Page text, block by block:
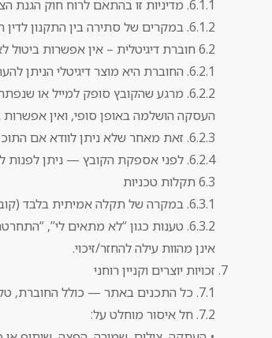
6.1.1. מדיניות זו בהתאם לרוח חוק הגנת הצרכן, ככל שהחוק חל על עסקאות דיגיטליות מסוג זה.
6.1.2. במקרים של סתירה בין התקנון לדין הדין יגבר.
6.2 חוברת דיגיטלית – אין אפשרות ביטול לאחר אספקה
6.2.1. החוברת היא מוצר דיגיטלי הניתן להעתקה, צילום, שמירה ושכפול.
6.2.2. מרגע שהקובץ סופק למייל או שנפתחה גישה להורדה
העסקה הושלמה באופן סופי, ואין אפשרות
6.2.3. זאת מאחר שלא ניתן לוודא אם התוכן נקרא, נשמר או הועתק.
6.2.4. לפני אספקת הקובץ — ניתן לפנות לחברה בבקשת ביטול, והבקשה תישקל לפי שיקול דעת החברה בלבד.
6.3 תקלות טכניות
6.3.1. במקרה של תקלה אמיתית בלבד (קובץ לא הגיע/לא נפתח) תתבצע שליחה חוזרת ללא תשלום.
6.3.2. טענות כגון “לא מתאים לי”, “התחרטתי”, “כבר קראתי”, “לא מה שציפיתי”
אינן מהוות עילה להחזר/זיכוי.
זכויות יוצרים וקניין רוחני
7.1. כל התכנים באתר — כולל החוברת, טקסטים, קבצים, גרפיקות ותכנים דיגיטליים הם קניין רוחני של מירב דמרי בלבד.
7.2. חל איסור מוחלט על: